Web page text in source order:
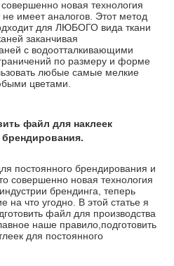
новая технология
имеет аналогов. Этот метод
для ЛЮБОГО вида ткани
заканчивая
с водоотталкивающими
по размеру и форме
любые самые мелкие
цветами.
файл для наклеек
брендирования.
постоянного брендирования и
совершенно новая технология
брендинга, теперь
на что угодно. В этой статье я
файл для производства
наше правило,подготовить
для постоянного